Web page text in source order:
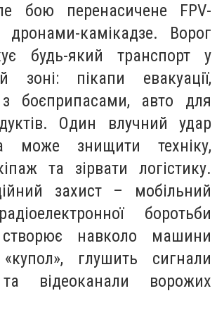
бою перенасичене FPV-
камікадзе. Ворог
будь-який транспорт у
зоні: пікапи евакуації,
з боєприпасами, авто для
Один влучний удар
може знищити техніку,
та зірвати логістику.
захист – мобільний
боротьби
навколо машини
глушить сигнали
відеоканали ворожих